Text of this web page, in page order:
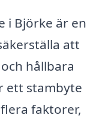
i Björke är en
att
hållbara
ett stambyte
faktorer,